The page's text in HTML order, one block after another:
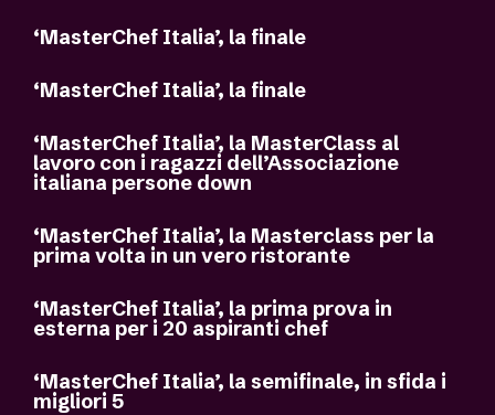
‘MasterChef Italia’, la finale
‘MasterChef Italia’, la finale
‘MasterChef Italia’, la MasterClass al
lavoro con i ragazzi dell’Associazione
italiana persone down
‘MasterChef Italia’, la Masterclass per la
prima volta in un vero ristorante
‘MasterChef Italia’, la prima prova in
esterna per i 20 aspiranti chef
‘MasterChef Italia’, la semifinale, in sfida i
migliori 5